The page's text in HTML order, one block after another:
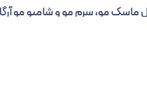
مو، سرم مو و شامپو مو
مرطوب‌کننده بسیار خوبی برای مو